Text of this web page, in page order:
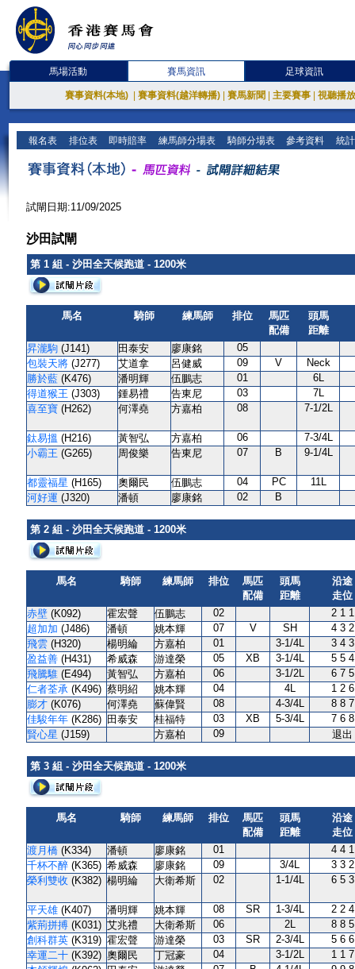
馬場活動 賽馬資訊 足球資訊
賽事資料(本地) 賽事資料(越洋轉播) 賽馬新聞 主要賽事 視聽播
報名表 排位表 即時賠率 練馬師分場表 騎師分場表 參考資料 統
試閘日期:11/09/2025
沙田試閘
第 1 組 - 沙田全天候跑道 - 1200米
馬名 騎師 練馬師 排位
馬匹
配備
頭馬
距離
昇瀧駒 (J141) 田泰安 廖康銘
05
包裝天將 (J277) 艾道拿 呂健威 09 V
Neck
勝於藍 (K476) 潘明輝 伍鵬志 01
6L
得道猴王 (J303) 鍾易禮 告東尼 03
7L
喜至寶 (H262) 何澤堯 方嘉柏 08 7-1/2L
鈦易搵 (H216) 黃智弘 方嘉柏 06
7-3/4L
小霸王 (G265) 周俊樂 告東尼 07 B 9-1/4L
都靈福星 (H165) 奧爾民 伍鵬志 04 PC
11L
河好運 (J320) 潘頓 廖康銘 02 B
第 2 組 - 沙田全天候跑道 - 1200米
馬名 騎師 練馬師 排位
馬匹
配備
頭馬
距離
沿途
走位
赤壁 (K092) 霍宏聲 伍鵬志 02
2 1 1
超加加 (J486) 潘頓 姚本輝 07 V SH
4 3 2
飛雲 (H320) 楊明綸 方嘉柏 01 3-1/4L
3 4 3
盈益善 (H431) 希威森 游達榮 05 XB 3-1/4L
5 5 4
飛騰騅 (E494) 黃智弘 方嘉柏 06 3-1/2L
6 7 5
仁者荃承 (K496) 蔡明紹 姚本輝 04 4L
1 2 6
膨才 (K076) 何澤堯 蘇偉賢 08 4-3/4L
8 8 7
佳駿年年 (K286) 田泰安 桂福特 03 XB 5-3/4L
7 6 8
賢心星 (J159) 方嘉柏 09 退出
第 3 組 - 沙田全天候跑道 - 1200米
馬名 騎師 練馬師 排位
馬匹
配備
頭馬
距離
沿途
走位
渡月橋 (K334) 潘頓 廖康銘 01
4 4 1
千杯不醉 (K365) 希威森 廖康銘 09 3/4L
3 3 2
榮利雙收 (K382) 楊明綸 大衛希斯 02 1-1/4L 6 5 3
平天雄 (K407) 潘明輝 姚本輝 08 SR 1-3/4L
2 2 4
紫荊拼搏 (K031) 艾兆禮 大衛希斯 06 2L
8 8 5
創科群英 (K319) 霍宏聲 游達榮 03 SR 2-3/4L
5 6 6
幸運二十 (K392) 奧爾民 丁冠豪 04 3-1/2L
1 1 7